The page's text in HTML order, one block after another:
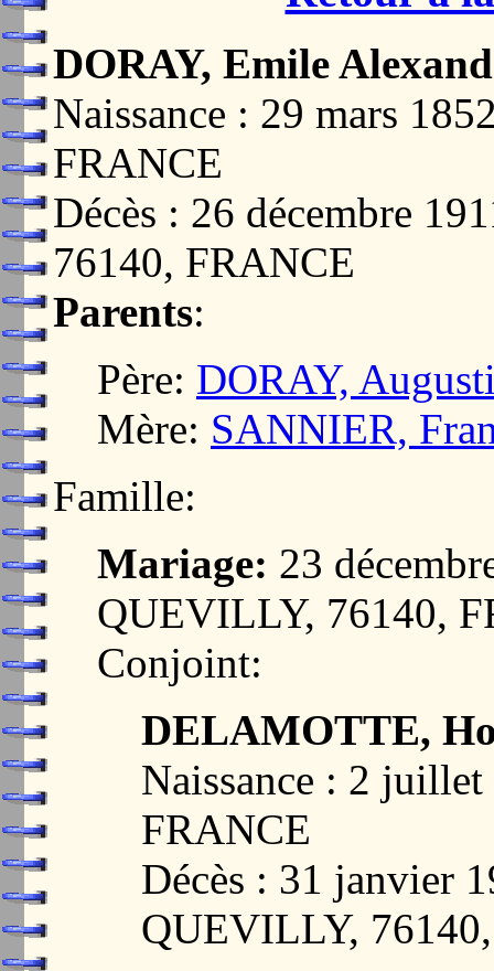
DORAY, Emile
Naissance : 29 mars
FRANCE
Décès : 26 décembre
76140, FRANCE
Parents:
Père: DORAY,
Mère: SANNIER,
Famille:
Mariage: 23
QUEVILLY, 76140,
Conjoint:
DELAMOTTE,
Naissance : 2
FRANCE
Décès : 31 janvier
QUEVILLY,